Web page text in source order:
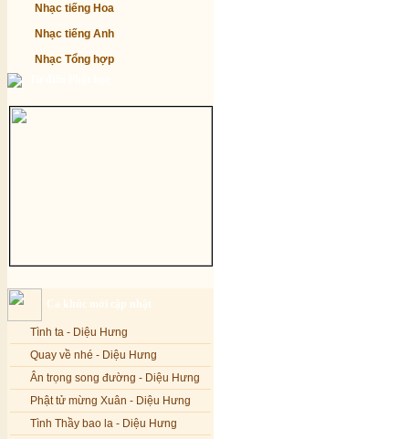
Nhạc tiếng Hoa
Nhạc tiếng Anh
Nhạc Tổng hợp
Ca khúc mới cập nhật
Tình ta - Diệu Hưng
Quay về nhé - Diệu Hưng
Ân trọng song đường - Diệu Hưng
Phật tử mừng Xuân - Diệu Hưng
Tình Thầy bao la - Diệu Hưng